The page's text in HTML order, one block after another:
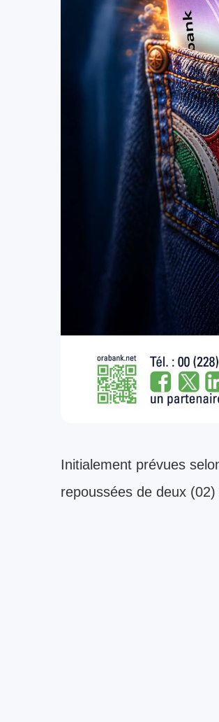
​Initialement prévues
repoussées de deux (02)